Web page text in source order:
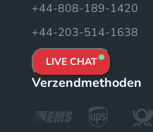
+44-808-189-1420
+44-203-514-1638
LIVE CHAT
Verzendmethoden